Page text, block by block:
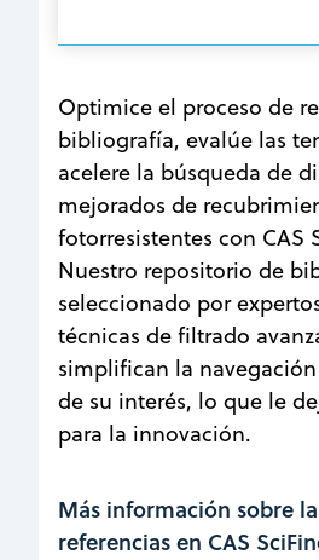
Optimice el proceso de
bibliografía, evalúe las
acelere la búsqueda de
mejorados de
fotorresistentes con CAS
Nuestro repositorio de
seleccionado por
técnicas de filtrado
simplifican la
de su interés, lo que le
para la innovación.
Más información sobre
referencias en CAS